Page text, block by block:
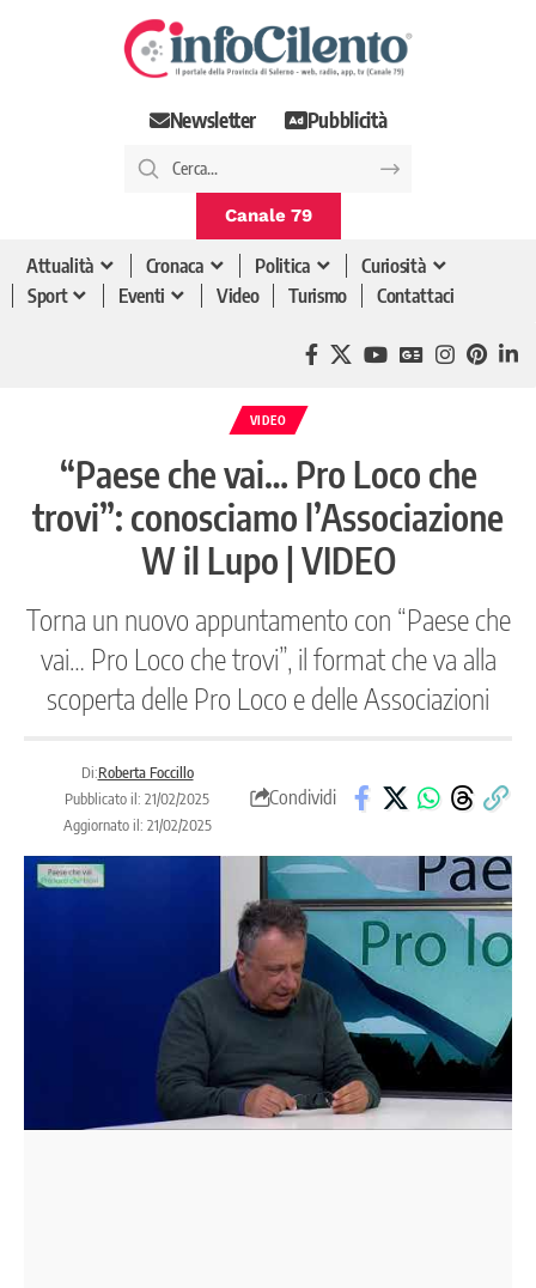
Newsletter Pubblicità
Canale 79
Attualità Cronaca Politica
Curiosità
Sport
Eventi Video Turismo Contattaci
VIDEO
“Paese che vai… Pro Loco che
trovi”: conosciamo l’Associazione
W il Lupo | VIDEO
Torna un nuovo appuntamento con “Paese che
vai… Pro Loco che trovi”, il format che va alla
scoperta delle Pro Loco e delle Associazioni
Di:Roberta Foccillo
Pubblicato il: 21/02/2025
Aggiornato il: 21/02/2025
Condividi